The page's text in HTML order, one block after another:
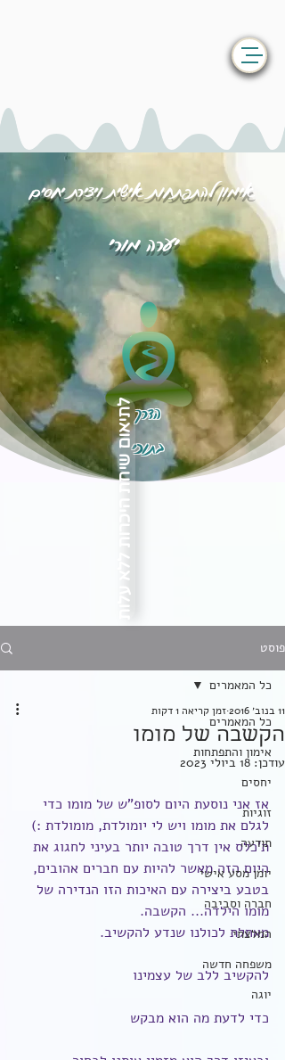
אימון להתפתחות אישית ויצירת יחסים
יערה מורי
הדרך
בתוכילתיאום שיחת היכרות ללא עלות
פוסט
כל המאמרים
אימון והתפתחות
יחסים
זוגיות
תודעה
יומן מסע אישי
חברה וסביבה
המלצתי
משפחה חדשה
יוגה
כל המאמרים
הקשבה של מומו
11 בנוב׳ 2016 זמן קריאה 1 דקות
עודכן: 18 ביולי 2023
אז אני נוסעת היום לסופ"ש של מומו כדי
לגלם את מומו ויש לי יומולדת, מומולדת :)
ת'כלס אין דרך טובה יותר בעיני לחגוג את
היום הזה מאשר להיות עם חברים אהובים,
בטבע ביצירה עם האיכות הזו הנדירה של
מומו הילדה... הקשבה.
מאחלת לכולנו שנדע להקשיב.
להקשיב ללב של עצמינו
כדי לדעת מה הוא מבקש